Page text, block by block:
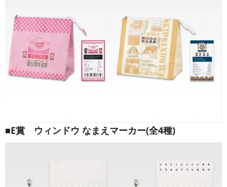
■E賞 ウィンドウ なまえマーカー(全4種)